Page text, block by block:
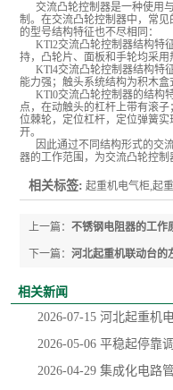
交流凸轮控制器是一种使用与
制。在交流凸轮控制器中，常
的型号结构特征也不尽相同：
KTl2交流凸轮控制器结构特征
持，凸轮片、面板和手轮均采
KTl4交流凸轮控制器结构特征
能力强；触头系统结构为积木
KTl0交流凸轮控制器的结构特
点，在动触头的杠杆上带有滚
位棘轮，定位杠杆，定位弹簧
开。
因此通过不同结构形式的交流
器的工作范围，为交流凸轮控制
相关标签: 起重机电气柜,起
上一篇： 不锈钢电阻器的工作
下一篇： 河北起重机联动台的
相关新闻
2026-07-15 河北起重机
2026-05-06 平稳起停靠
2026-04-29 集成化电路